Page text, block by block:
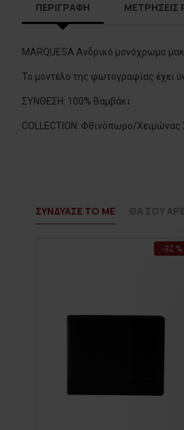
ΠΕΡΙΓΡΑΦΗ ΜΕΤΡΗΣΕΙΣ
MARQUESA Ανδρικό μονόχρωμο
Το μοντέλο της φωτογραφίας έχει
ΣΥΝΘΕΣΗ: 100% Βαμβάκι
COLLECTION: Φθινόπωρο/Χειμώνας
ΣΥΝΔΥΑΣΕ ΤΟ ΜΕ ΘΑ ΣΟΥ
-32 %